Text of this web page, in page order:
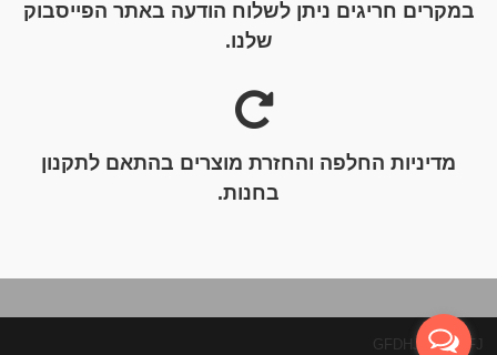
במקרים חריגים ניתן לשלוח הודעה באתר הפייסבוק
שלנו.
מדיניות החלפה והחזרת מוצרים בהתאם לתקנון
בחנות.
GFDHJGHJDJFJ